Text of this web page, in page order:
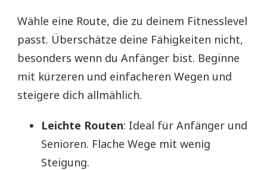
Wähle eine Route, die zu deinem Fitnesslevel
passt. Überschätze deine Fähigkeiten nicht,
besonders wenn du Anfänger bist. Beginne
mit kürzeren und einfacheren Wegen und
steigere dich allmählich.
Leichte Routen: Ideal für Anfänger und
Senioren. Flache Wege mit wenig
Steigung.